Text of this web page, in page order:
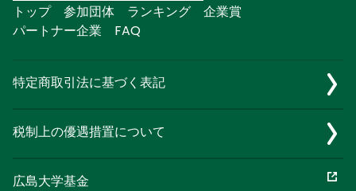
トップ 参加団体 ランキング
企業賞
パートナー企業
FAQ
特定商取引法に基づく表記
税制上の優遇措置について
広島大学基金